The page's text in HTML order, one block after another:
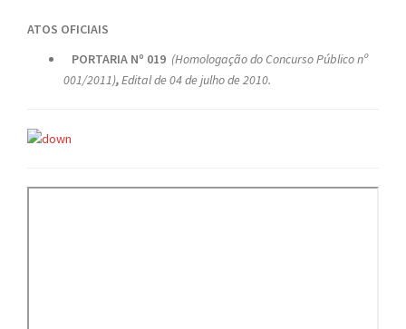
ATOS OFICIAIS
PORTARIA Nº 019 (Homologação do Concurso Público nº
001/2011),Edital de 04 de julho de 2010.